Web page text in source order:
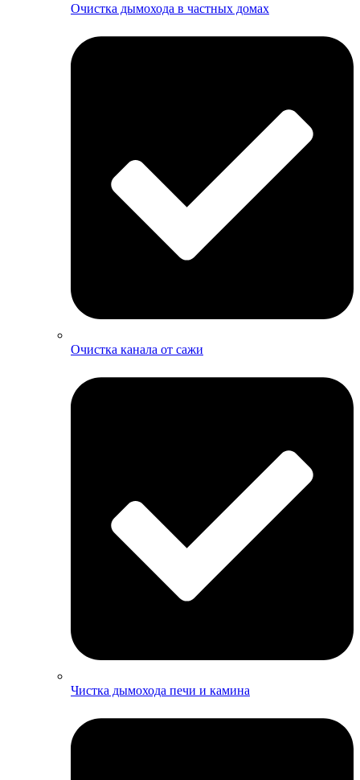
Очистка дымохода в частных домах
Очистка канала от сажи
Чистка дымохода печи и камина